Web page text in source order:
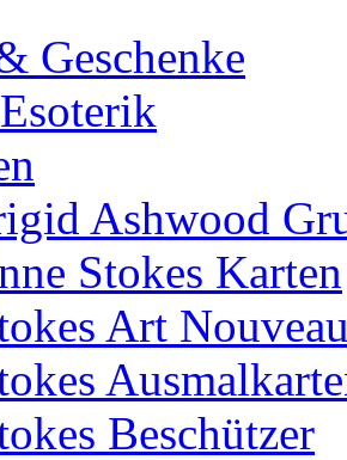
Geschenke
Ashwood
Stokes Karten
Art
Beschützer